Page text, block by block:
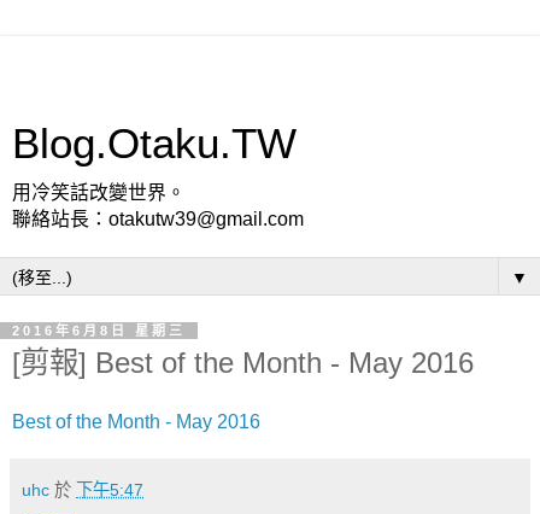
Blog.Otaku.TW
用冷笑話改變世界。
聯絡站長：otakutw39@gmail.com
▼
2016年6月8日 星期三
[剪報] Best of the Month - May 2016
Best of the Month - May 2016
uhc 於 下午5:47